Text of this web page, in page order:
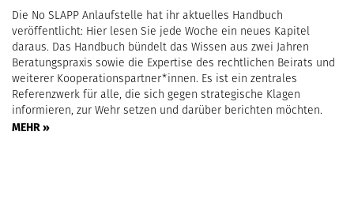
Die No SLAPP Anlaufstelle hat ihr aktuelles Handbuch
veröffentlicht: Hier lesen Sie jede Woche ein neues Kapitel
daraus. Das Handbuch bündelt das Wissen aus zwei Jahren
Beratungspraxis sowie die Expertise des rechtlichen Beirats und
weiterer Kooperationspartner*innen. Es ist ein zentrales
Referenzwerk für alle, die sich gegen strategische Klagen
informieren, zur Wehr setzen und darüber berichten möchten.
MEHR »